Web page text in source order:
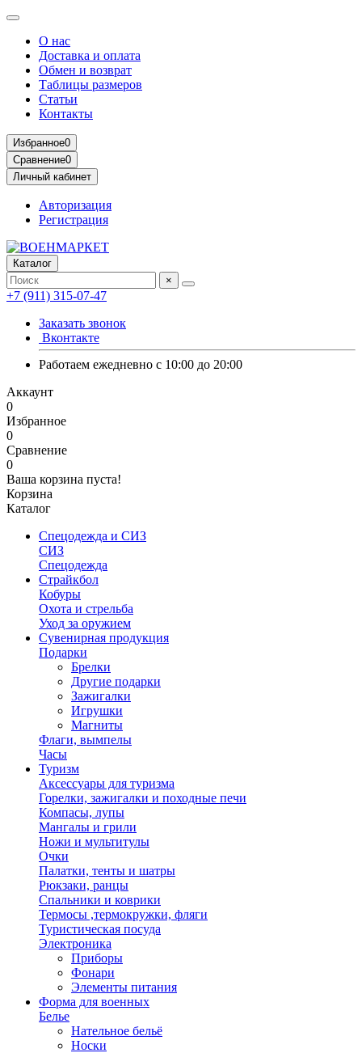
О нас
Доставка и оплата
Обмен и возврат
Таблицы размеров
Статьи
Контакты
Избранное0
Сравнение0
Личный кабинет
Авторизация
Регистрация
Каталог
×
+7 (911) 315-07-47
Заказать звонок
Вконтакте
Работаем ежедневно с 10:00 до 20:00
Аккаунт
0
Избранное
0
Сравнение
0
Ваша корзина пуста!
Корзина
Каталог
Спецодежда и СИЗ
СИЗ
Спецодежда
Страйкбол
Кобуры
Охота и стрельба
Уход за оружием
Сувенирная продукция
Подарки
Брелки
Другие подарки
Зажигалки
Игрушки
Магниты
Флаги, вымпелы
Часы
Туризм
Аксессуары для туризма
Горелки, зажигалки и походные печи
Компасы, лупы
Мангалы и грили
Ножи и мультитулы
Очки
Палатки, тенты и шатры
Рюкзаки, ранцы
Спальники и коврики
Термосы ,термокружки, фляги
Туристическая посуда
Электроника
Приборы
Фонари
Элементы питания
Форма для военных
Белье
Нательное бельё
Носки